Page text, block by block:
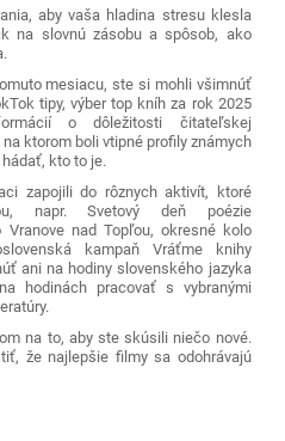
aby vaša hladina stresu klesla
na slovnú zásobu a spôsob, ako
mesiacu, ste si mohli všimnúť
tipy, výber top kníh za rok 2025
o dôležitosti čitateľskej
ktorom boli vtipné profily známych
kto to je.
zapojili do rôznych aktivít, ktoré
napr. Svetový deň poézie
nad Topľou, okresné kolo
kampaň Vráťme knihy
ani na hodiny slovenského jazyka
hodinách pracovať s vybranými
na to, aby ste skúsili niečo nové.
že najlepšie filmy sa odohrávajú